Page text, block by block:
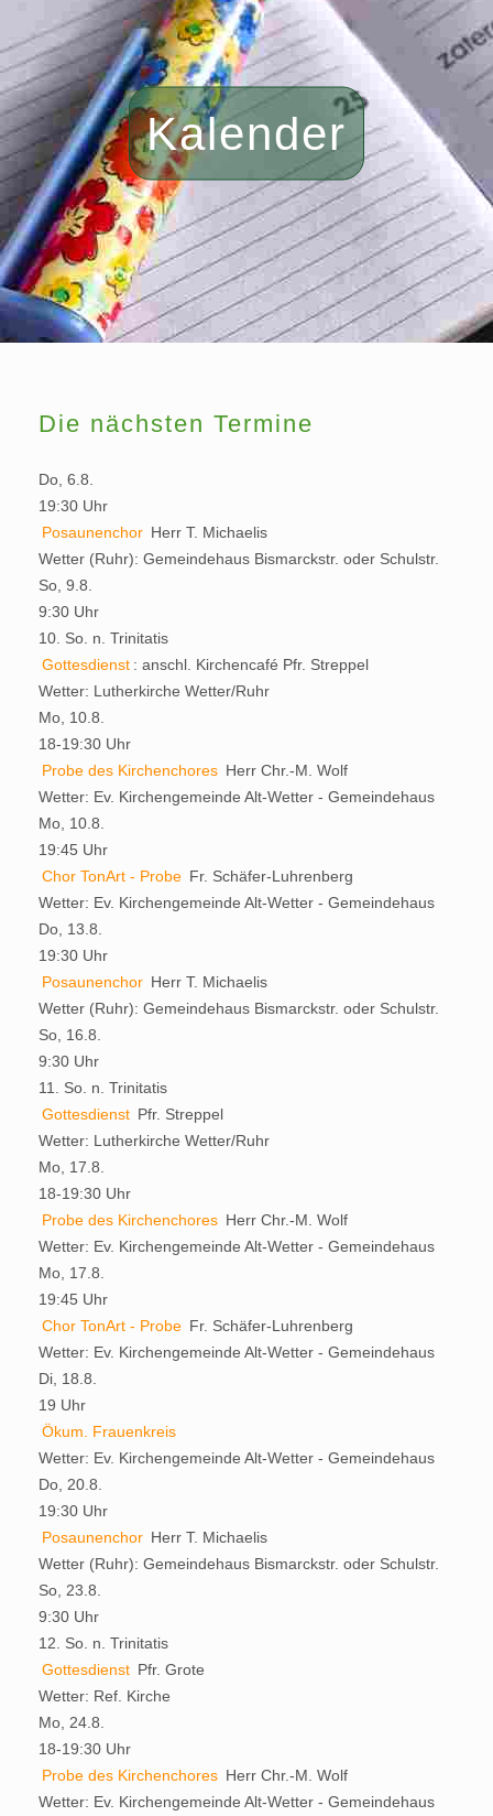
Kalender
Die nächsten Termine
Do, 6.8.
19:30 Uhr
Posaunenchor Herr T. Michaelis
Wetter (Ruhr): Gemeindehaus Bismarckstr. oder Schulstr.
So, 9.8.
9:30 Uhr
10. So. n. Trinitatis
Gottesdienst : anschl. Kirchencafé Pfr. Streppel
Wetter: Lutherkirche Wetter/Ruhr
Mo, 10.8.
18-19:30 Uhr
Probe des Kirchenchores Herr Chr.-M. Wolf
Wetter: Ev. Kirchengemeinde Alt-Wetter - Gemeindehaus
Mo, 10.8.
19:45 Uhr
Chor TonArt - Probe Fr. Schäfer-Luhrenberg
Wetter: Ev. Kirchengemeinde Alt-Wetter - Gemeindehaus
Do, 13.8.
19:30 Uhr
Posaunenchor Herr T. Michaelis
Wetter (Ruhr): Gemeindehaus Bismarckstr. oder Schulstr.
So, 16.8.
9:30 Uhr
11. So. n. Trinitatis
Gottesdienst Pfr. Streppel
Wetter: Lutherkirche Wetter/Ruhr
Mo, 17.8.
18-19:30 Uhr
Probe des Kirchenchores Herr Chr.-M. Wolf
Wetter: Ev. Kirchengemeinde Alt-Wetter - Gemeindehaus
Mo, 17.8.
19:45 Uhr
Chor TonArt - Probe Fr. Schäfer-Luhrenberg
Wetter: Ev. Kirchengemeinde Alt-Wetter - Gemeindehaus
Di, 18.8.
19 Uhr
Ökum. Frauenkreis
Wetter: Ev. Kirchengemeinde Alt-Wetter - Gemeindehaus
Do, 20.8.
19:30 Uhr
Posaunenchor Herr T. Michaelis
Wetter (Ruhr): Gemeindehaus Bismarckstr. oder Schulstr.
So, 23.8.
9:30 Uhr
12. So. n. Trinitatis
Gottesdienst Pfr. Grote
Wetter: Ref. Kirche
Mo, 24.8.
18-19:30 Uhr
Probe des Kirchenchores Herr Chr.-M. Wolf
Wetter: Ev. Kirchengemeinde Alt-Wetter - Gemeindehaus